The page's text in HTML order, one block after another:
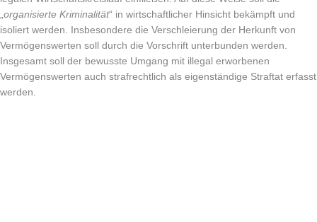
organisierte Kriminalität“ in wirtschaftlicher Hinsicht bekämpft und
isoliert werden. Insbesondere die Verschleierung der Herkunft von
Vermögenswerten soll durch die Vorschrift unterbunden werden.
Insgesamt soll der bewusste Umgang mit illegal erworbenen
Vermögenswerten auch strafrechtlich als eigenständige Straftat erfasst
werden.